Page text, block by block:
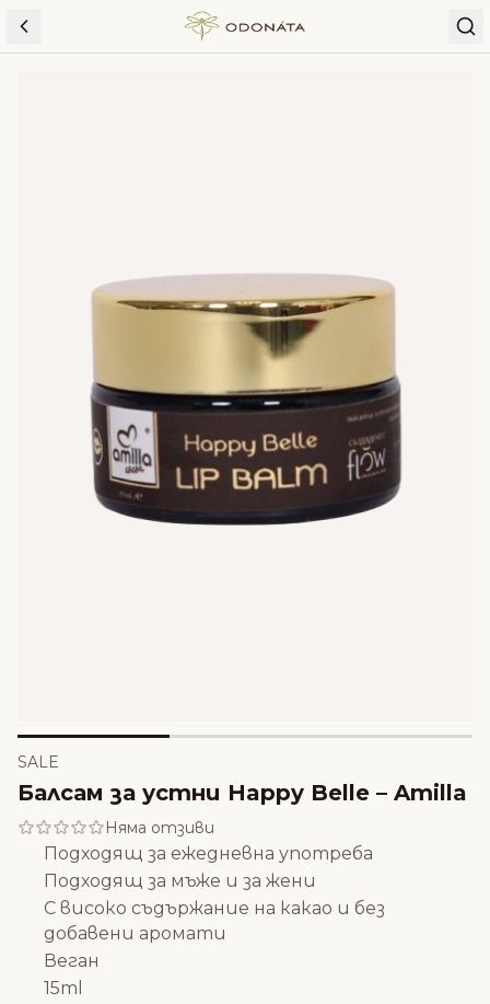
Skip to content
SALE
Балсам за устни Happy Belle – Amilla
Няма отзиви
Подходящ за ежедневна употреба
Подходящ за мъже и за жени
С високо съдържание на какао и без
добавени аромати
Веган
15ml